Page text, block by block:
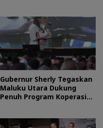
Gubernur Sherly Tegaskan
Maluku Utara Dukung
Penuh Program Koperasi